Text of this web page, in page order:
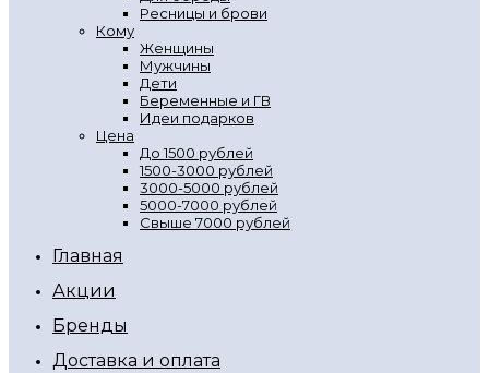
Ресницы и брови
Кому
Женщины
Мужчины
Дети
Беременные и ГВ
Идеи подарков
Цена
До 1500 рублей
1500-3000 рублей
3000-5000 рублей
5000-7000 рублей
Свыше 7000 рублей
Главная
Акции
Бренды
Доставка и оплата